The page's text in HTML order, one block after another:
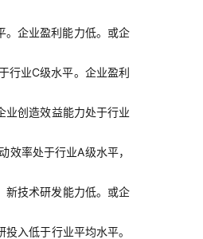
。企业盈利能力低。或企
行业C级水平。企业盈利
业创造效益能力处于行业
率处于行业A级水平，
新技术研发能力低。或企
入低于行业平均水平。